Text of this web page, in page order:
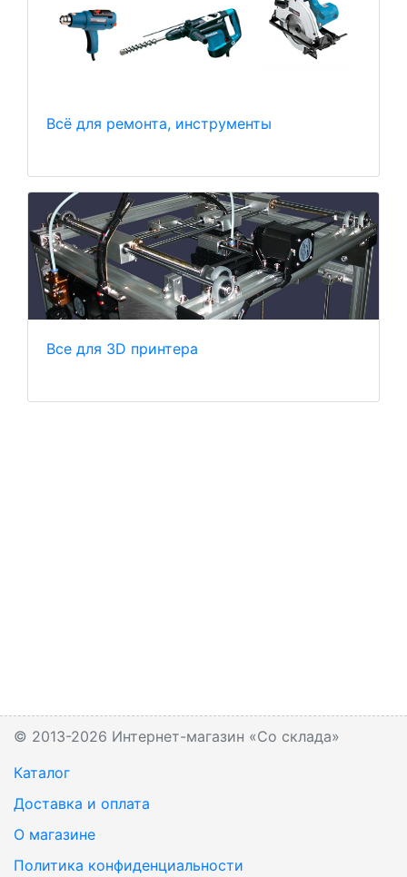
Всё для ремонта, инструменты
Все для 3D принтера
© 2013-2026 Интернет-магазин «Со склада»
Каталог
Доставка и оплата
О магазине
Политика конфиденциальности